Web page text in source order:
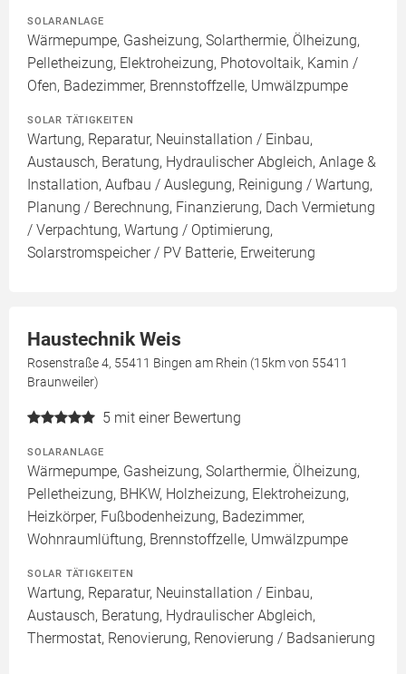
SOLARANLAGE
Wärmepumpe, Gasheizung, Solarthermie, Ölheizung,
Pelletheizung, Elektroheizung, Photovoltaik, Kamin /
Ofen, Badezimmer, Brennstoffzelle, Umwälzpumpe
SOLAR TÄTIGKEITEN
Wartung, Reparatur, Neuinstallation / Einbau,
Austausch, Beratung, Hydraulischer Abgleich, Anlage &
Installation, Aufbau / Auslegung, Reinigung / Wartung,
Planung / Berechnung, Finanzierung, Dach Vermietung
/ Verpachtung, Wartung / Optimierung,
Solarstromspeicher / PV Batterie, Erweiterung
Haustechnik Weis
Rosenstraße 4, 55411 Bingen am Rhein (15km von 55411
Braunweiler)
5 mit einer Bewertung
SOLARANLAGE
Wärmepumpe, Gasheizung, Solarthermie, Ölheizung,
Pelletheizung, BHKW, Holzheizung, Elektroheizung,
Heizkörper, Fußbodenheizung, Badezimmer,
Wohnraumlüftung, Brennstoffzelle, Umwälzpumpe
SOLAR TÄTIGKEITEN
Wartung, Reparatur, Neuinstallation / Einbau,
Austausch, Beratung, Hydraulischer Abgleich,
Thermostat, Renovierung, Renovierung / Badsanierung